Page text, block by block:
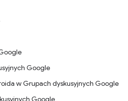
Google
w Grupach dyskusyjnych Google
Google